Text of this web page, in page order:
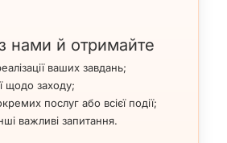
з нами й отримайте
ваших завдань;
щодо заходу;
послуг або всієї події;
важливі запитання.